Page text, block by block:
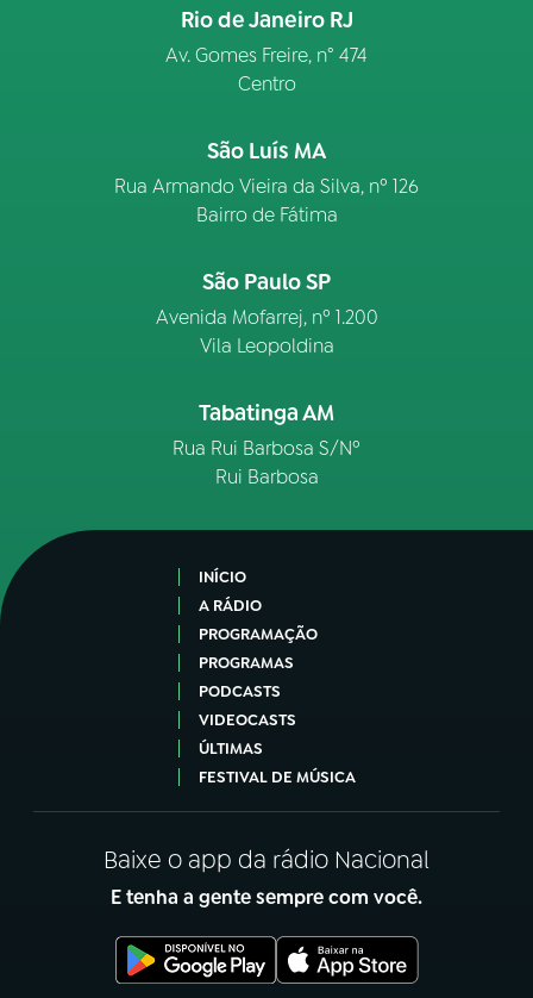
Rio de Janeiro RJ
Av. Gomes Freire, n° 474
Centro
São Luís MA
Rua Armando Vieira da Silva, nº 126
Bairro de Fátima
São Paulo SP
Avenida Mofarrej, nº 1.200
Vila Leopoldina
Tabatinga AM
Rua Rui Barbosa S/Nº
Rui Barbosa
INÍCIO
A RÁDIO
PROGRAMAÇÃO
PROGRAMAS
PODCASTS
VIDEOCASTS
ÚLTIMAS
FESTIVAL DE MÚSICA
Baixe o app da rádio Nacional
E tenha a gente sempre com você.